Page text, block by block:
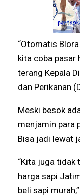
“Otomatis
kita coba pasar
terang Kepala
dan Perikanan
Meski besok
menjamin para
Bisa jadi lewat
“Kita juga tidak
harga sapi
beli sapi